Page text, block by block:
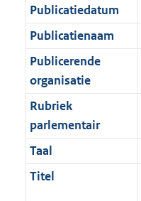
o
r
m
a
a
t
Publicatiedatum
Publicatienaam
Publicerende
organisatie
Rubriek
parlementair
Taal
Titel